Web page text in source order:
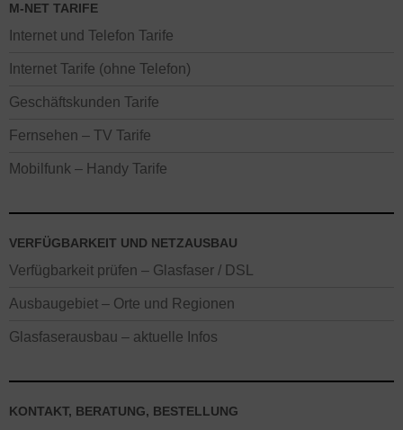
M-NET TARIFE
Internet und Telefon Tarife
Internet Tarife (ohne Telefon)
Geschäftskunden Tarife
Fernsehen – TV Tarife
Mobilfunk – Handy Tarife
VERFÜGBARKEIT UND NETZAUSBAU
Verfügbarkeit prüfen – Glasfaser / DSL
Ausbaugebiet – Orte und Regionen
Glasfaserausbau – aktuelle Infos
KONTAKT, BERATUNG, BESTELLUNG